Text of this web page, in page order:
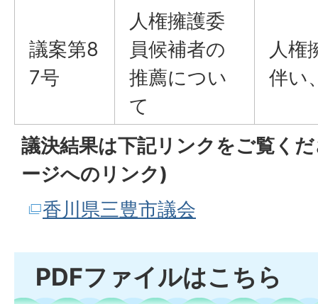
議案第8
7号
人権擁護委
員候補者の
推薦につい
て
人権
伴い
議決結果は下記リンクをご覧く
ージへのリンク)
香川県三豊市議会
PDFファイルはこちら